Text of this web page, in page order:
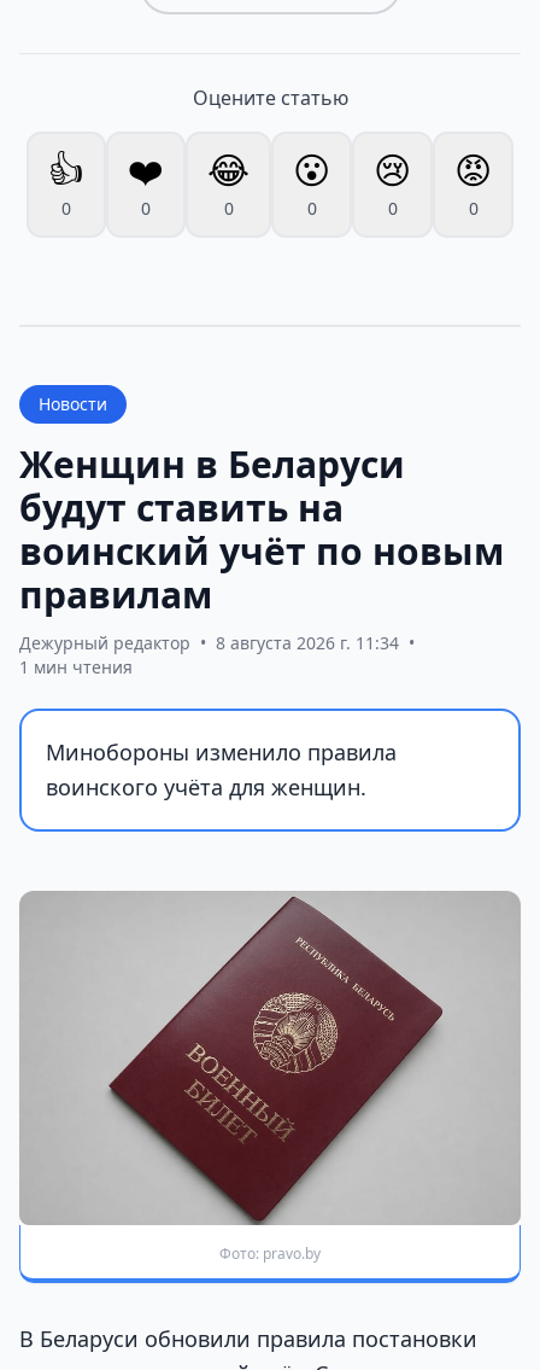
Оцените статью
👍
0
❤️
0
😂
0
😮
0
😢
0
😡
0
Новости
Женщин в Беларуси
будут ставить на
воинский учёт по новым
правилам
Дежурный редактор • 8 августа 2026 г. 11:34 •
1 мин чтения
Минобороны изменило правила
воинского учёта для женщин.
Фото: pravo.by
В Беларуси обновили правила постановки